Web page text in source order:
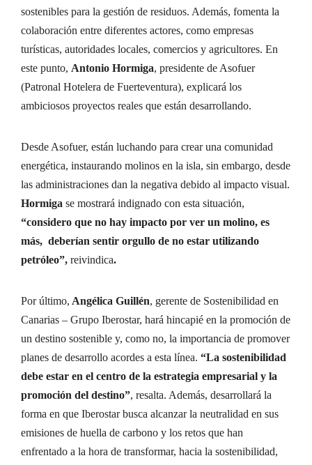
sostenibles para la gestión de residuos. Además, fomenta la
colaboración entre diferentes actores, como empresas
turísticas, autoridades locales, comercios y agricultores. En
este punto, Antonio Hormiga, presidente de Asofuer
(Patronal Hotelera de Fuerteventura), explicará los
ambiciosos proyectos reales que están desarrollando.
Desde Asofuer, están luchando para crear una comunidad
energética, instaurando molinos en la isla, sin embargo, desde
las administraciones dan la negativa debido al impacto visual.
Hormiga se mostrará indignado con esta situación,
“considero que no hay impacto por ver un molino, es
más, deberían sentir orgullo de no estar utilizando
petróleo”, reivindica.
Por último, Angélica Guillén, gerente de Sostenibilidad en
Canarias – Grupo Iberostar, hará hincapié en la promoción de
un destino sostenible y, como no, la importancia de promover
planes de desarrollo acordes a esta línea. “La sostenibilidad
debe estar en el centro de la estrategia empresarial y la
promoción del destino”, resalta. Además, desarrollará la
forma en que Iberostar busca alcanzar la neutralidad en sus
emisiones de huella de carbono y los retos que han
enfrentado a la hora de transformar, hacia la sostenibilidad,